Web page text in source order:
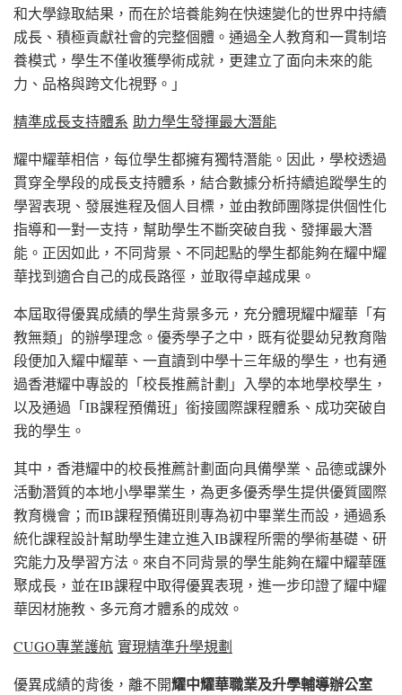
和大學錄取結果，而在於培養能夠在快速變化的世界中持續
成長、積極貢獻社會的完整個體。通過全人教育和一貫制培
養模式，學生不僅收獲學術成就，更建立了面向未來的能
力、品格與跨文化視野。」
精準成長支持體系 助力學生發揮最大潛能
耀中耀華相信，每位學生都擁有獨特潛能。因此，學校透過
貫穿全學段的成長支持體系，結合數據分析持續追蹤學生的
學習表現、發展進程及個人目標，並由教師團隊提供個性化
指導和一對一支持，幫助學生不斷突破自我、發揮最大潛
能。正因如此，不同背景、不同起點的學生都能夠在耀中耀
華找到適合自己的成長路徑，並取得卓越成果。
本屆取得優異成績的學生背景多元，充分體現耀中耀華「有
教無類」的辦學理念。優秀學子之中，既有從嬰幼兒教育階
段便加入耀中耀華、一直讀到中學十三年級的學生，也有通
過香港耀中專設的「校長推薦計劃」入學的本地學校學生，
以及通過「IB課程預備班」銜接國際課程體系、成功突破自
我的學生。
其中，香港耀中的校長推薦計劃面向具備學業、品德或課外
活動潛質的本地小學畢業生，為更多優秀學生提供優質國際
教育機會；而IB課程預備班則專為初中畢業生而設，通過系
統化課程設計幫助學生建立進入IB課程所需的學術基礎、研
究能力及學習方法。來自不同背景的學生能夠在耀中耀華匯
聚成長，並在IB課程中取得優異表現，進一步印證了耀中耀
華因材施教、多元育才體系的成效。
CUGO專業護航 實現精準升學規劃
優異成績的背後，離不開耀中耀華職業及升學輔導辦公室